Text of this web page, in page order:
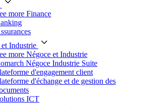
more Finance
Industrie
more Négoce et Industrie
Négoce Industrie Suite
d'engagement client
d'échange et de gestion des
ICT